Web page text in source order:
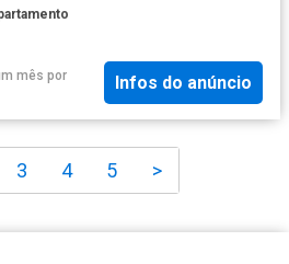
mês por
Infos do anúncio
3 4 5 >